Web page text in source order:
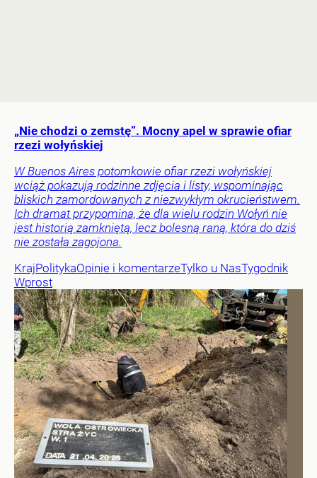
„Nie chodzi o zemstę”. Mocny apel w sprawie ofiar
rzezi wołyńskiej
W Buenos Aires potomkowie ofiar rzezi wołyńskiej
wciąż pokazują rodzinne zdjęcia i listy, wspominając
bliskich zamordowanych z niezwykłym okrucieństwem.
Ich dramat przypomina, że dla wielu rodzin Wołyń nie
jest historią zamkniętą, lecz bolesną raną, która do dziś
nie została zagojona.
KrajPolitykaOpinie i komentarzeTylko u NasTygodnik
Wprost